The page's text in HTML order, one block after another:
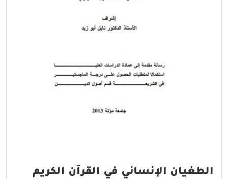
الطغيان الإنساني في القرآن الكريم